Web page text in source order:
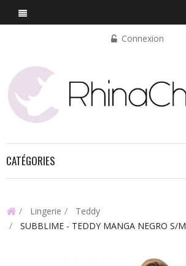
Connexion
CATÉGORIES
Lingerie
Teddy
SUBBLIME - TEDDY MANGA NEGRO S/M